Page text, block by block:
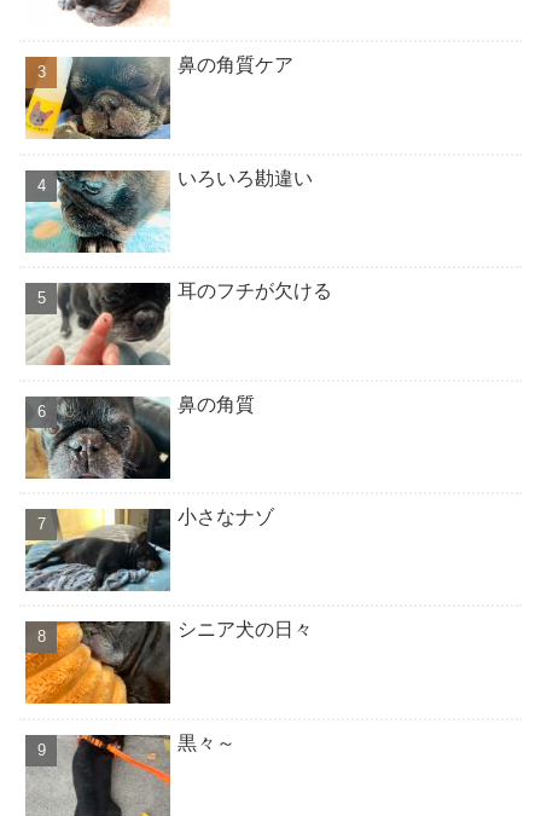
鼻の角質ケア
いろいろ勘違い
耳のフチが欠ける
鼻の角質
小さなナゾ
シニア犬の日々
黒々～